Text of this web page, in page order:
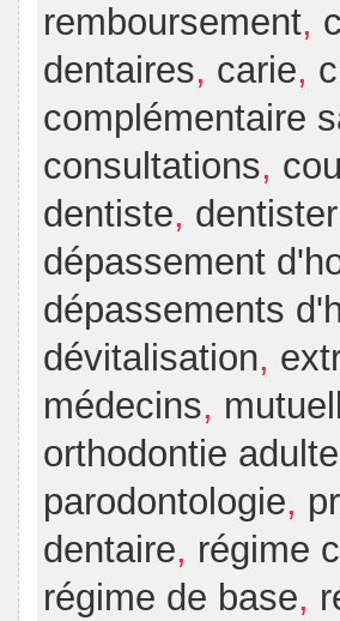
remboursement,
dentaires, carie,
complémentaire
consultations,
dentiste,
dépassement
dépassements
dévitalisation,
médecins,
orthodontie adulte
parodontologie,
dentaire, régime
régime de base,